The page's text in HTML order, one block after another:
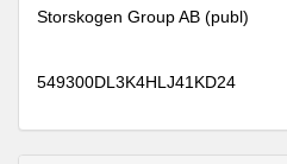
Storskogen Group AB (publ)
549300DL3K4HLJ41KD24